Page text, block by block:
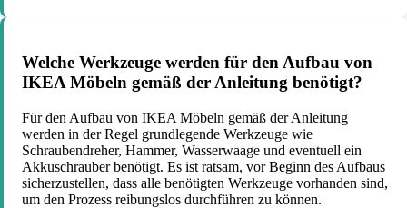
Welche Werkzeuge werden für den Aufbau von
IKEA Möbeln gemäß der Anleitung benötigt?
Für den Aufbau von IKEA Möbeln gemäß der Anleitung
werden in der Regel grundlegende Werkzeuge wie
Schraubendreher, Hammer, Wasserwaage und eventuell ein
Akkuschrauber benötigt. Es ist ratsam, vor Beginn des Aufbaus
sicherzustellen, dass alle benötigten Werkzeuge vorhanden sind,
um den Prozess reibungslos durchführen zu können.